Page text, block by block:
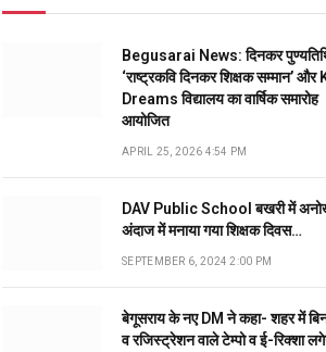
Begusarai News: दिनकर
‘राष्ट्रकवि दिनकर शिक्षक सम्मान’ और
Dreams विद्यालय का वार्षिक समारोह
आयोजित
APRIL 25, 2026 4:54 PM
DAV Public School बखरी में
अंदाज में मनाया गया शिक्षक दिवस…
SEPTEMBER 6, 2024 2:00 PM
बेगूसराय के नए DM ने कहा- शहर में
व रजिस्ट्रेशन वाले टेम्पो व ई-रिक्शा